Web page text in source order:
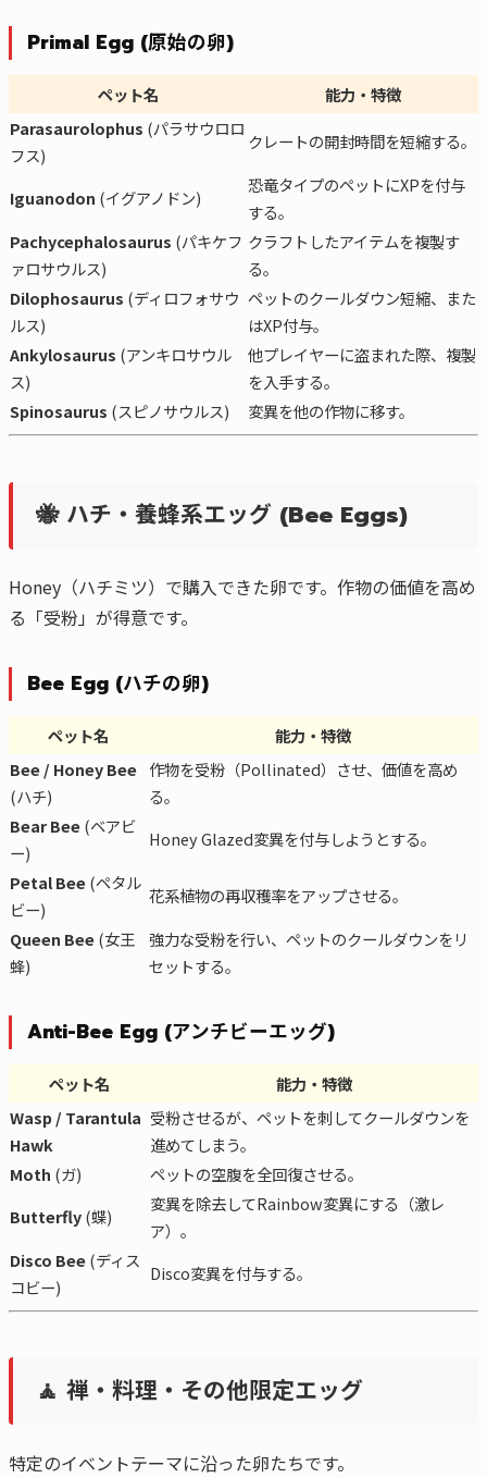
Primal Egg (原始の卵)
ペット名
能力・特徴
Parasaurolophus (パラサウロロ
フス)
クレートの開封時間を短縮する。
Iguanodon (イグアノドン)
恐竜タイプのペットにXPを付与
する。
Pachycephalosaurus (パキケフ
ァロサウルス)
クラフトしたアイテムを複製す
る。
Dilophosaurus (ディロフォサウ
ルス)
ペットのクールダウン短縮、また
はXP付与。
Ankylosaurus (アンキロサウル
ス)
他プレイヤーに盗まれた際、複製
を入手する。
Spinosaurus (スピノサウルス) 変異を他の作物に移す。
🐝 ハチ・養蜂系エッグ (Bee Eggs)
Honey（ハチミツ）で購入できた卵です。作物の価値を高め
る「受粉」が得意です。
Bee Egg (ハチの卵)
ペット名
能力・特徴
Bee / Honey Bee
(ハチ)
作物を受粉（Pollinated）させ、価値を高め
る。
Bear Bee(ベアビ
ー)
Honey Glazed変異を付与しようとする。
Petal Bee(ペタル
ビー)
花系植物の再収穫率をアップさせる。
Queen Bee(女王
蜂)
強力な受粉を行い、ペットのクールダウンをリ
セットする。
Anti-Bee Egg (アンチビーエッグ)
ペット名
能力・特徴
Wasp / Tarantula
Hawk
受粉させるが、ペットを刺してクールダウンを
進めてしまう。
Moth (ガ)
ペットの空腹を全回復させる。
Butterfly(蝶)
変異を除去してRainbow変異にする（激レ
ア）。
Disco Bee(ディス
コビー)
Disco変異を付与する。
🧘 禅・料理・その他限定エッグ
特定のイベントテーマに沿った卵たちです。